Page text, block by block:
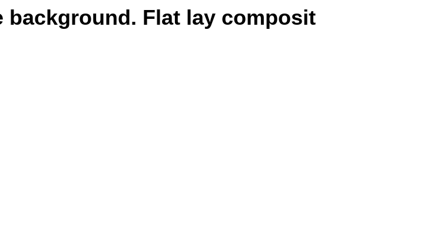
Flat lay composit